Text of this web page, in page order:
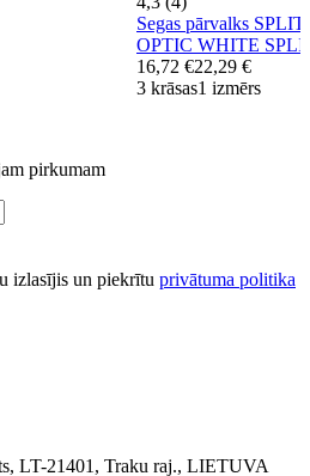
Segas pārvalks
OPTIC WHITE
16,72 €22,29 €
3 krāsas1 izmērs
pirkumam
izlasījis un piekrītu privātuma politika
LT-21401, Traku raj., LIETUVA